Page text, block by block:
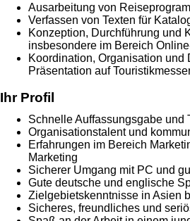
Ausarbeitung von
Verfassen von Texten für
Konzeption, Durchführung und
insbesondere im Bereich
Koordination, Organisation
Präsentation auf
Ihr Profil
Schnelle Auffassungsgabe und
Organisationstalent und
Erfahrungen im Bereich
Marketing
Sicherer Umgang mit PC und
Gute deutsche und englische
Zielgebietskenntnisse in Asien
Sicheres, freundliches und